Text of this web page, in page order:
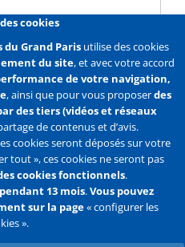
de la Chambre des
de Paris.
plus
Données personnelles
cookies
du Grand Parisutilise des cookies
du site, et avec votre accord
de votre navigation,
, ainsi que pour vous proposerdes
des tiers (vidéos et réseaux
de contenus et d’avis.
cookies seront déposés sur votre
tout », ces cookies ne seront pas
cookies fonctionnels.
pendant 13 mois.Vous pouvez
sur la page« configurer les
».